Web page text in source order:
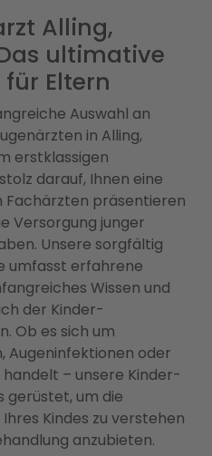
Alling,
ultimative
Eltern
Auswahl an
in Alling,
erstklassigen
darauf, Ihnen eine
Fachärzten präsentieren
Versorgung junger
Unsere sorgfältig
umfasst erfahrene
Wissen und
der Kinder-
Ob es sich um
Augeninfektionen oder
– unsere Kinder-
gerüstet, um die
Kindes zu verstehen
anzubieten.